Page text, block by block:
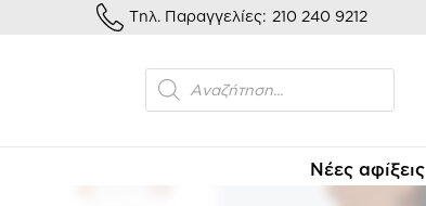
Τηλ. Παραγγελίες: 210 240 9212
Νέες αφίξεις